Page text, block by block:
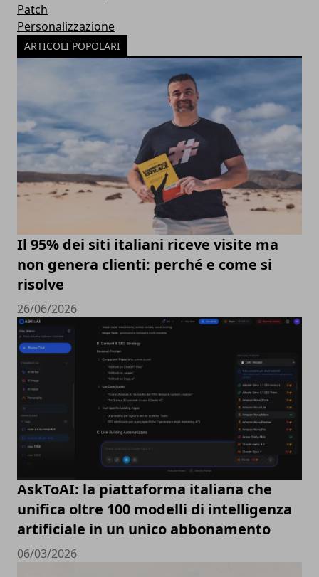
Patch
Personalizzazione
ARTICOLI POPOLARI
Il 95% dei siti italiani riceve visite ma
non genera clienti: perché e come si
risolve
26/06/2026
AskToAI: la piattaforma italiana che
unifica oltre 100 modelli di intelligenza
artificiale in un unico abbonamento
06/03/2026